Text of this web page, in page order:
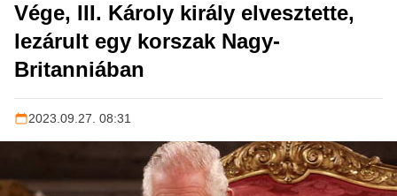
Vége, III. Károly király elvesztette,
lezárult egy korszak Nagy-
Britanniában
2023.09.27. 08:31